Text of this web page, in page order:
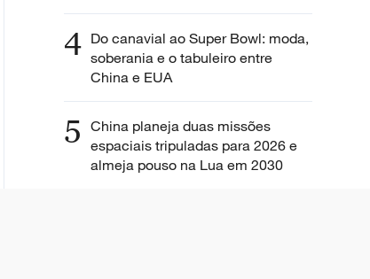
4 Do canavial ao Super Bowl: moda,
soberania e o tabuleiro entre
China e EUA
5 China planeja duas missões
espaciais tripuladas para 2026 e
almeja pouso na Lua em 2030